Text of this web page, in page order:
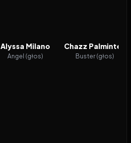
Alyssa Milano
Angel (głos)
Chazz Palminteri
Buster (głos)